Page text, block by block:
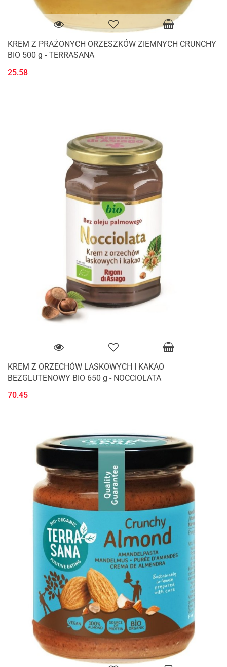
KREM Z PRAŻONYCH ORZESZKÓW ZIEMNYCH CRUNCHY
BIO 500 g - TERRASANA
25.58
KREM Z ORZECHÓW LASKOWYCH I KAKAO
BEZGLUTENOWY BIO 650 g - NOCCIOLATA
70.45